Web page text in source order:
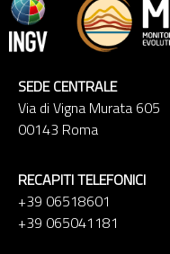
SEDE CENTRALE
Via di Vigna Murata 605
00143 Roma
RECAPITI TELEFONICI
+39 06518601
+39 065041181